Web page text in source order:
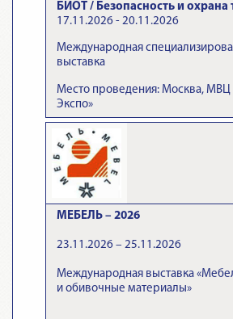
БИОТ / Безопасность и охрана
17.11.2026 - 20.11.2026
Международная
выставка
Место проведения: Москва, МВЦ
Экспо»
МЕБЕЛЬ – 2026
23.11.2026 – 25.11.2026
Международная выставка
и обивочные материалы»